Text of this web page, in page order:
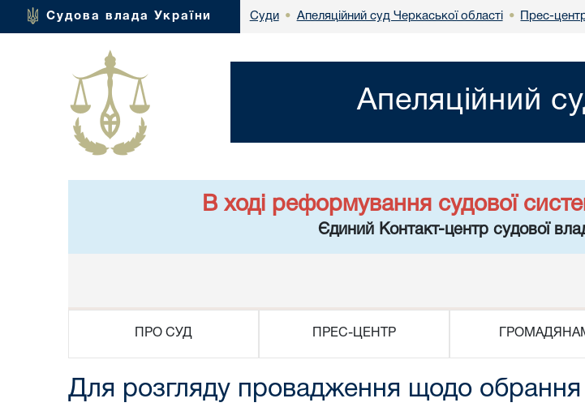
Судова влада України Суди • Апеляційний суд Черкаської області • Прес-
Апеляційний
В ході реформування судової
Єдиний Контакт-центр судової
ПРО СУД ПРЕС-ЦЕНТР
Для розгляду провадження щодо обрання